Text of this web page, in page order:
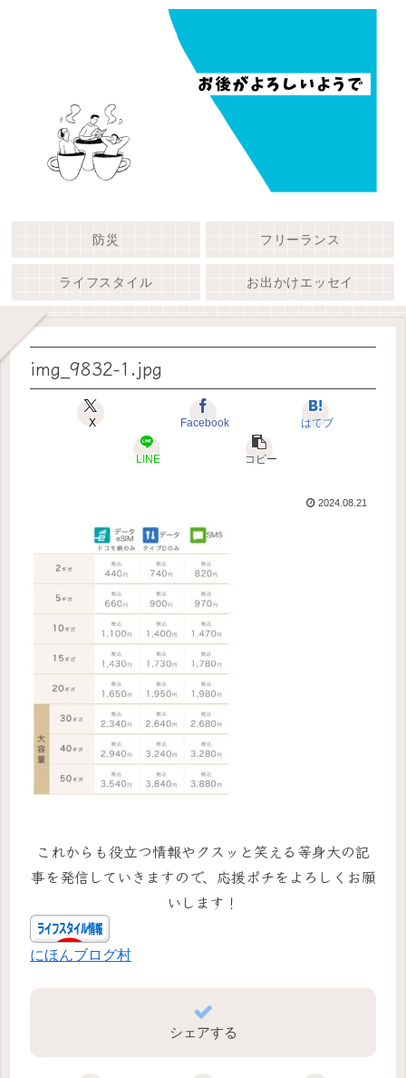
防災 フリーランス
ライフスタイル お出かけエッセイ
img_9832-1.jpg
X Facebook はてブ
LINE コピー
2024.08.21
これからも役立つ情報やクスッと笑える等身大の記
事を発信していきますので、応援ポチをよろしくお願
いします！
にほんブログ村
シェアする